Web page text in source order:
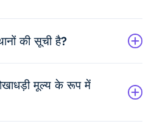
की सूची है?
मूल्य के रूप में